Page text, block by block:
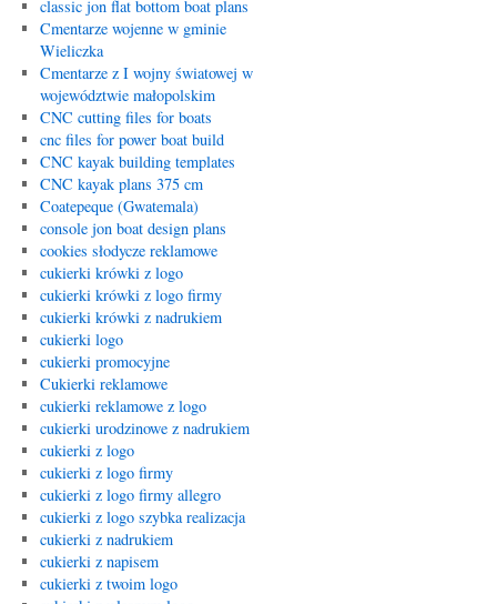
classic jon flat bottom boat plans
Cmentarze wojenne w gminie
Wieliczka
Cmentarze z I wojny światowej w
województwie małopolskim
CNC cutting files for boats
cnc files for power boat build
CNC kayak building templates
CNC kayak plans 375 cm
Coatepeque (Gwatemala)
console jon boat design plans
cookies słodycze reklamowe
cukierki krówki z logo
cukierki krówki z logo firmy
cukierki krówki z nadrukiem
cukierki logo
cukierki promocyjne
Cukierki reklamowe
cukierki reklamowe z logo
cukierki urodzinowe z nadrukiem
cukierki z logo
cukierki z logo firmy
cukierki z logo firmy allegro
cukierki z logo szybka realizacja
cukierki z nadrukiem
cukierki z napisem
cukierki z twoim logo